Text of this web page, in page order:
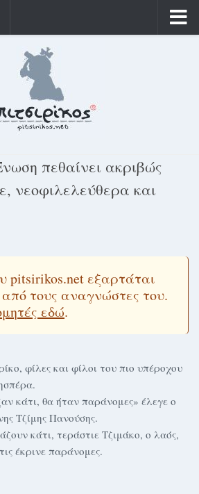
πεθαίνει ακριβώς
νεοφιλελεύθερα και
pitsirikos.net εξαρτάται
τους αναγνώστες του.
εδώ.
φίλες και φίλοι του πιο υπέροχου
κάτι, θα ήταν παράνομες» έλεγε ο
Τζίμης Πανούσης.
κάτι, τεράστιε Τζιμάκο, ο λαός,
έκρινε παράνομες.